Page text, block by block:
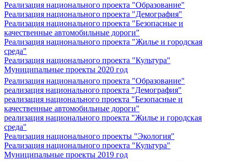
Реализация национального проекта "Образование"
Реализация национального проекта "Демография"
Реализация национального проекта "Безопасные и
качественные автомобильные дороги"
Реализация национального проекта "Жилье и городская
среда"
Реализация национального проекта "Культура"
Муниципальные проекты 2020 год
Реализация национального проекта "Образование"
реализация национального проекта "Демография"
реализация национального проекта "Безопасные и
качественные автомобильные дороги"
реализация национального проекта "Жилье и городская
среда"
Реализация национального проекты "Экология"
Реализация национального проекта "Культура"
Муниципальные проекты 2019 год